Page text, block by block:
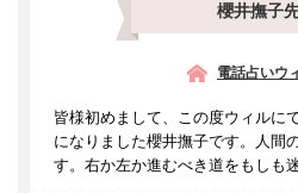
櫻井撫子
電話占いウ
皆様初めまして、この度ウィルに
になりました櫻井撫子です。人間
す。右か左か進むべき道をもしも